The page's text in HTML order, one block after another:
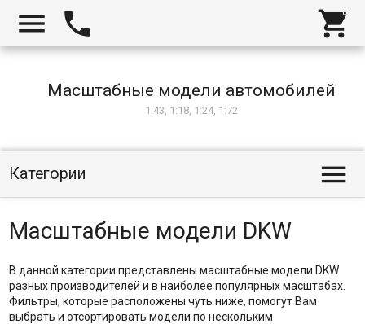
  
Масштабные модели автомобилей
1:43, 1:18, 1:24, 1:72
Категории 
Масштабные модели DKW
В данной категории представлены масштабные модели DKW
разных производителей и в наиболее популярных масштабах.
Фильтры, которые расположены чуть ниже, помогут Вам
выбрать и отсортировать модели по нескольким